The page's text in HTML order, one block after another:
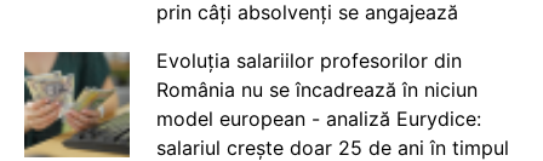
prin câți absolvenți se angajează
Evoluția salariilor profesorilor din
România nu se încadrează în niciun
model european - analiză Eurydice:
salariul crește doar 25 de ani în timpul